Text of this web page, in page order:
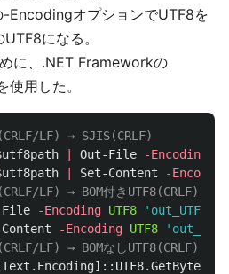
オプションでUTF8を
になる。
に、.NET Frameworkの
用した。
LF) → SJIS(CRLF)
Out-File -Encoding
Set-Content
-Encoding
LF) → BOM付きUTF8(CRLF)
File -Encoding UTF8
'out_UTF8-
-Encoding UTF8
LF) → BOMなしUTF8(CRLF)
Text.Encoding]:: UTF8.GetBytes